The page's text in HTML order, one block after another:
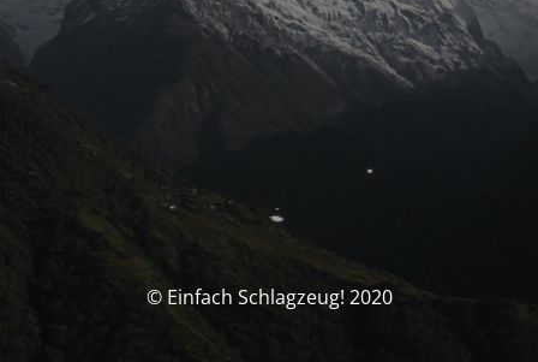
© Einfach Schlagzeug! 2020